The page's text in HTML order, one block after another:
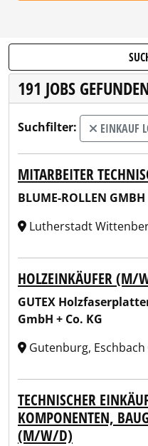
191 JOBS
Suchfilter: EINKAUF
MITARBEITER
BLUME-ROLLEN GMBH
Lutherstadt
HOLZEINKÄUFER (M/
GUTEX
GmbH + Co. KG
Gutenburg, Eschbach
TECHNISCHER
KOMPONENTEN,
(M/W/D)